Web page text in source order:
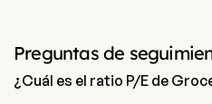
Preguntas de
¿Cuál es el ratio P/E de